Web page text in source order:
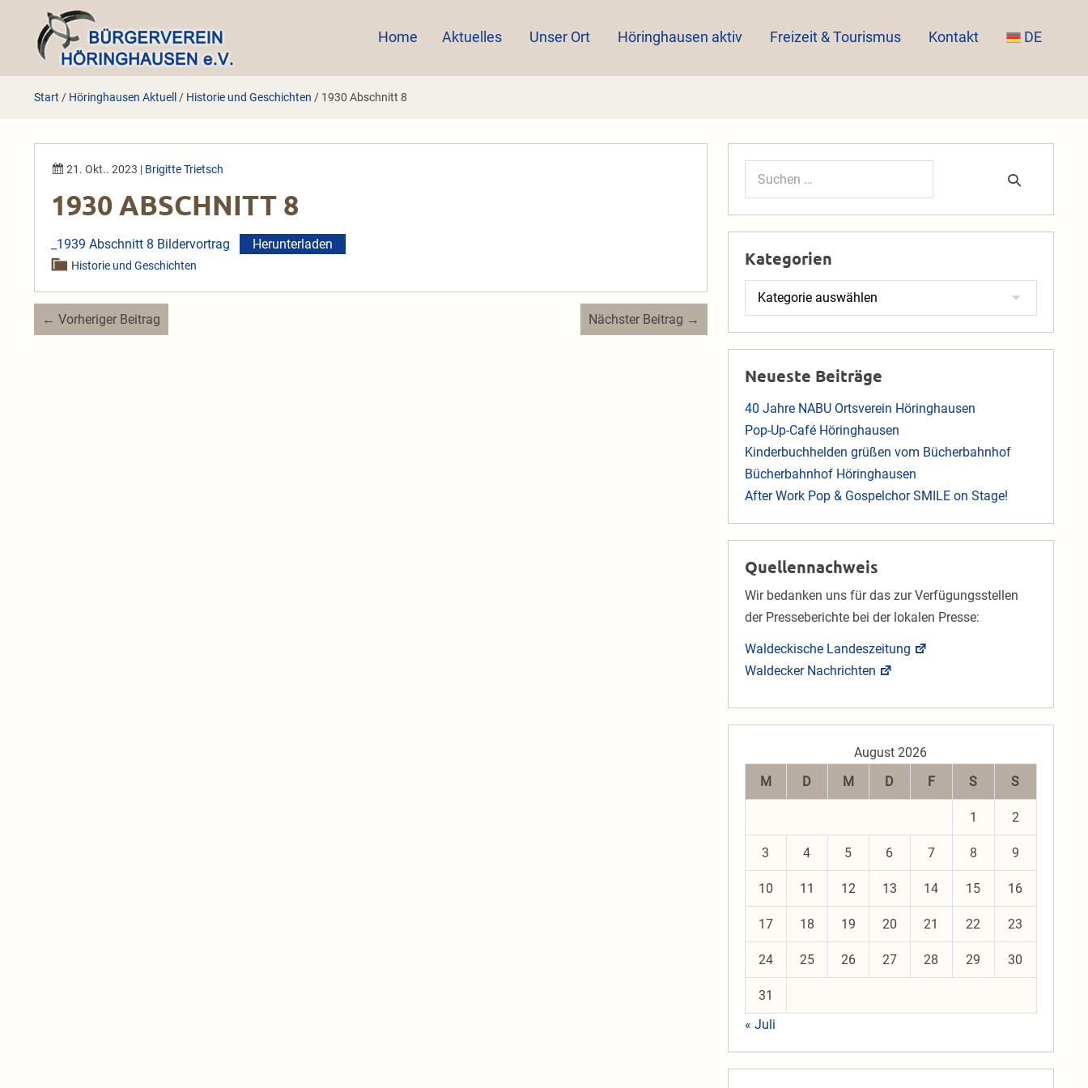
springen
Home Aktuelles Unser Ort Höringhausen aktiv Freizeit & Tourismus Kontakt DE
Start / Höringhausen Aktuell / Historie und Geschichten / 1930 Abschnitt 8
21. Okt.. 2023 | Brigitte Trietsch
1930 ABSCHNITT 8
_1939 Abschnitt 8 Bildervortrag Herunterladen
Historie und Geschichten
Beitragsnavigation
← Vorheriger Beitrag Nächster Beitrag →
Suchen
Kategorien
Kategorien
Neueste Beiträge
40 Jahre NABU Ortsverein Höringhausen
Pop-Up-Café Höringhausen
Kinderbuchhelden grüßen vom Bücherbahnhof
Bücherbahnhof Höringhausen
After Work Pop & Gospelchor SMILE on Stage!
Quellennachweis
Wir bedanken uns für das zur Verfügungsstellen
der Presseberichte bei der lokalen Presse:
Waldeckische Landeszeitung
Waldecker Nachrichten
August 2026
M
D M D F S S
1 2
3 4 5 6 7 8 9
10 11 12 13 14 15 16
17 18 19 20 21 22 23
24 25 26 27 28 29 30
31
« Juli